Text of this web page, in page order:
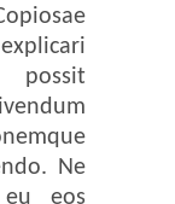
possit
Ne
eos